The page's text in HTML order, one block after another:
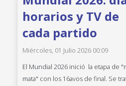
horarios y TV de
cada partido
Miércoles, 01 Julio 2026 00:09
El Mundial 2026 inició la etapa de
mata" con los 16avos de final. Se